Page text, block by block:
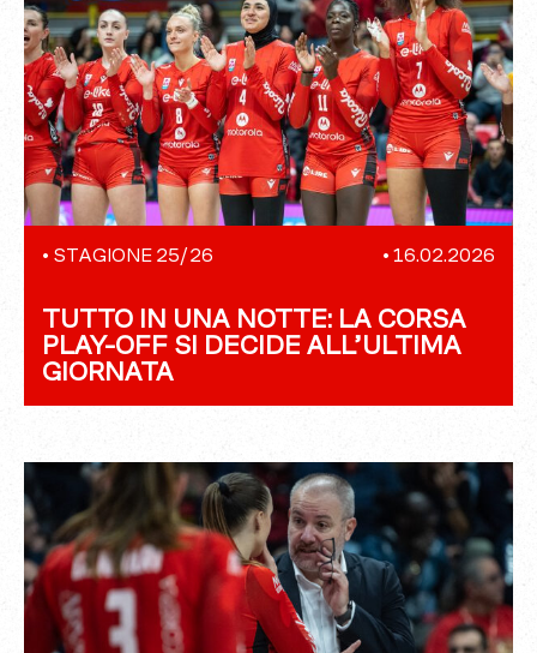
• STAGIONE 25/26 • 16.02.2026
TUTTO IN UNA NOTTE: LA CORSA
PLAY-OFF SI DECIDE ALL’ULTIMA
GIORNATA